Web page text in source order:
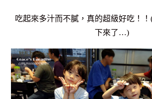
吃起來多汁而不膩，真的超級好吃！
下來了…)